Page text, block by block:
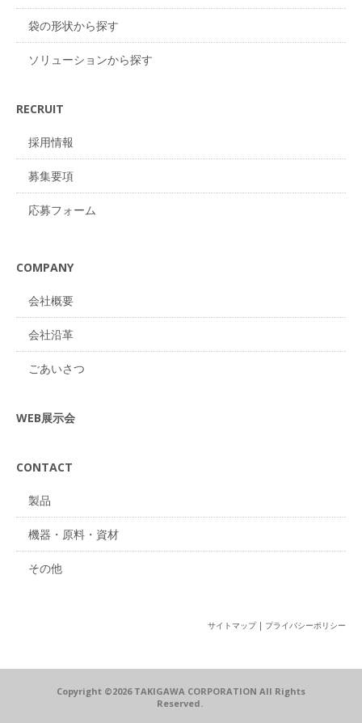
袋の形状から探す
ソリューションから探す
RECRUIT
採用情報
募集要項
応募フォーム
COMPANY
会社概要
会社沿革
ごあいさつ
WEB展示会
CONTACT
製品
機器・原料・資材
その他
サイトマップ| プライバシーポリシー
Copyright ©2026 TAKIGAWA CORPORATION All Rights
Reserved.